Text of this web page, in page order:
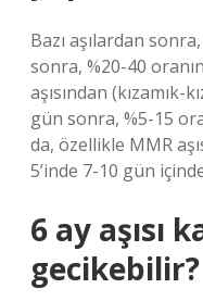
Bazı aşılardan
sonra, %20-40
aşısından (kızamık-
gün sonra, %5-15
da, özellikle MMR
5’inde 7-10 gün
6 ay aşısı
gecikebilir?